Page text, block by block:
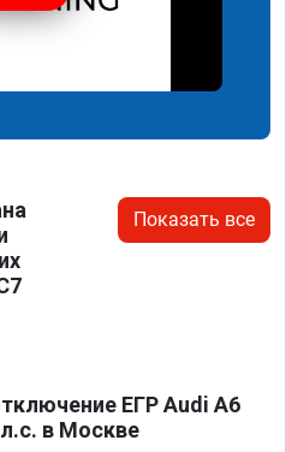
Показать все
ЕГР Audi A6
в Москве